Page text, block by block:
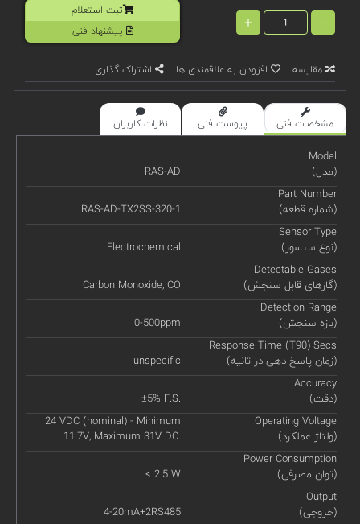
-
+
ثبت استعلام
پیشنهاد فنی
مقایسه افزودن به علاقمندی ها اشتراک گذاری
مشخصات فنی پیوست فنی نظرات کاربران
Model
(مدل)
RAS-AD
Part Number
(شماره قطعه)
RAS-AD-TX2SS-320-1
Sensor Type
(نوع سنسور)
Electrochemical
Detectable Gases
(گازهای قابل سنجش)
Carbon Monoxide, CO
Detection Range
(بازه سنجش)
0-500ppm
Response Time (T90) Secs
(زمان پاسخ دهی در ثانیه)
unspecific
Accuracy
(دقت)
±5% F.S.
Operating Voltage
(ولتاژ عملکرد)
24 VDC (nominal) - Minimum
11.7V, Maximum 31V DC.
Power Consumption
(توان مصرفی)
< 2.5 W
Output
(خروجی)
4-20mA+2RS485